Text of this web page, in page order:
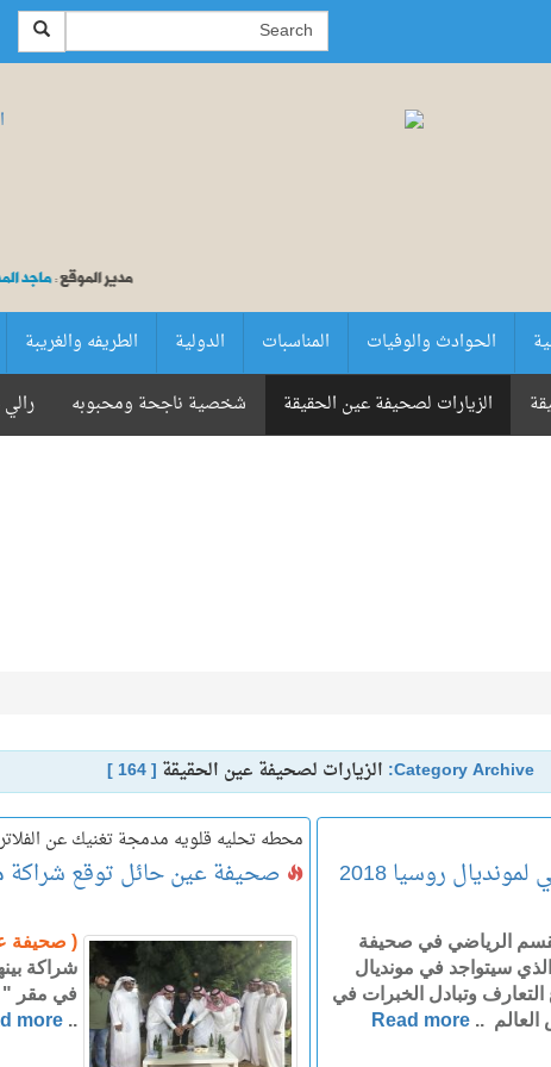
الحوادث والوفيات المناسبات الدولية الطريفه والغريبة
شخصية ناجحة ومحبوبه الزيارات لصحيفة عين الحقيقة
Category Archive: الزيارات لصحيفة عين الحقيقة [ 164 ]
محطه تحليه قلويه مدمجة تغنيك عن الفلاتر
صحيفة عين حائل توقع شراكة
( صحيفة
شراكة
في مقر "
..
more
روسيا 2018
الرياضي في صحيفة
سيتواجد في مونديال
التعارف وتبادل الخبرات في
العالم .. Read more